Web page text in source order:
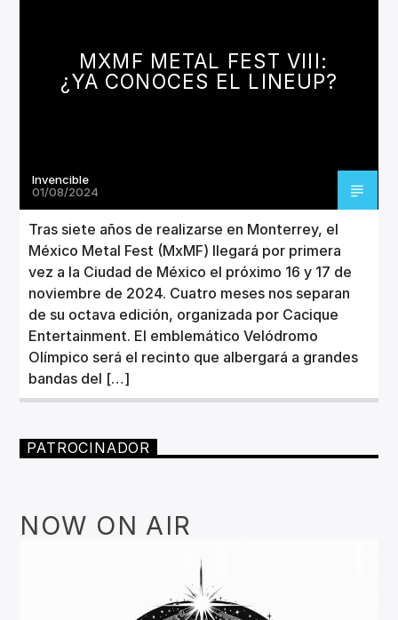
ARTISTA
Invencible Radio
MXMF METAL FEST VIII:
¿YA CONOCES EL LINEUP?
Invencible
01/08/2024
Tras siete años de realizarse en Monterrey, el
México Metal Fest (MxMF) llegará por primera
vez a la Ciudad de México el próximo 16 y 17 de
noviembre de 2024. Cuatro meses nos separan
de su octava edición, organizada por Cacique
Entertainment. El emblemático Velódromo
Olímpico será el recinto que albergará a grandes
bandas del […]
PATROCINADOR
NOW ON AIR